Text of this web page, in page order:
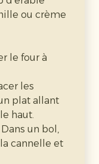
ou crème
le four à
les
plat allant
haut.
Dans un bol,
cannelle et
de beurre
épépinées
ou de
à 180°C.
à cake ou